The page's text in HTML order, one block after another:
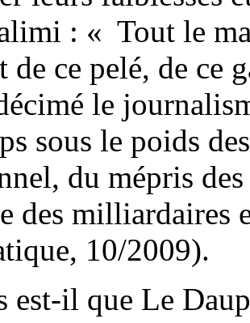
: « Tout le
de ce pelé, de ce
le
sous le poids
du mépris
des
10/2009).
est-il que Le